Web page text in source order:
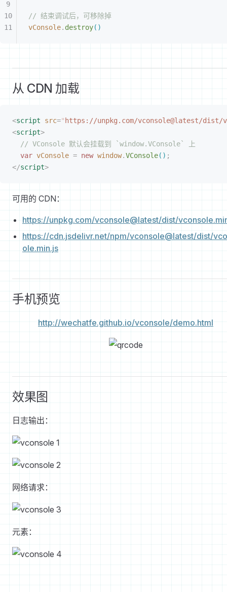
// 结束调试后，可移除掉
vConsole. destroy( )
从 CDN 加载
<script src=" https://unpkg.com/vconsole@latest/dist/
<script>
// VConsole 默认会挂载到 `window.VConsole` 上
var vConsole = new window.VConsole( ) ;
</script>
可用的 CDN：
https://unpkg.com/vconsole@latest/dist/
https://cdn.jsdelivr.net/npm/vconsole@latest/dist/
ole.min.js
手机预览
http://wechatfe.github.io/vconsole/demo.html
效果图
日志输出：
网络请求：
元素：